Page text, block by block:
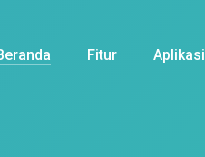
Fitur Aplikasi